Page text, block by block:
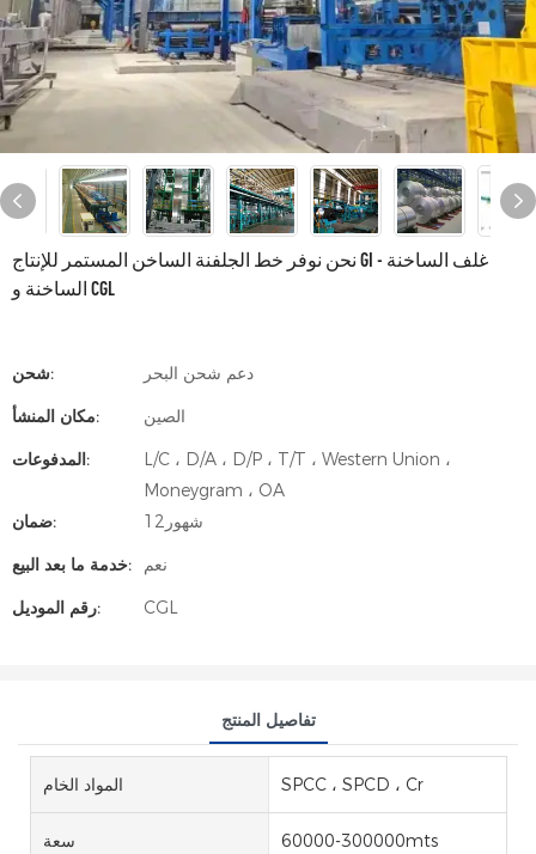
نحن نوفر خط الجلفنة الساخن المستمر للإنتاج GI - غلف الساخنة
الساخنة و CGL
شحن:
دعم شحن البحر
مكان المنشأ:
الصين
المدفوعات:
L/C ، D/A ، D/P ، T/T ، Western Union ،
Moneygram ، OA
ضمان:
شهور12
خدمة ما بعد البيع:
نعم
رقم الموديل:
CGL
تفاصيل المنتج
المواد الخام SPCC ، SPCD ، Cr
سعة 60000-300000mts